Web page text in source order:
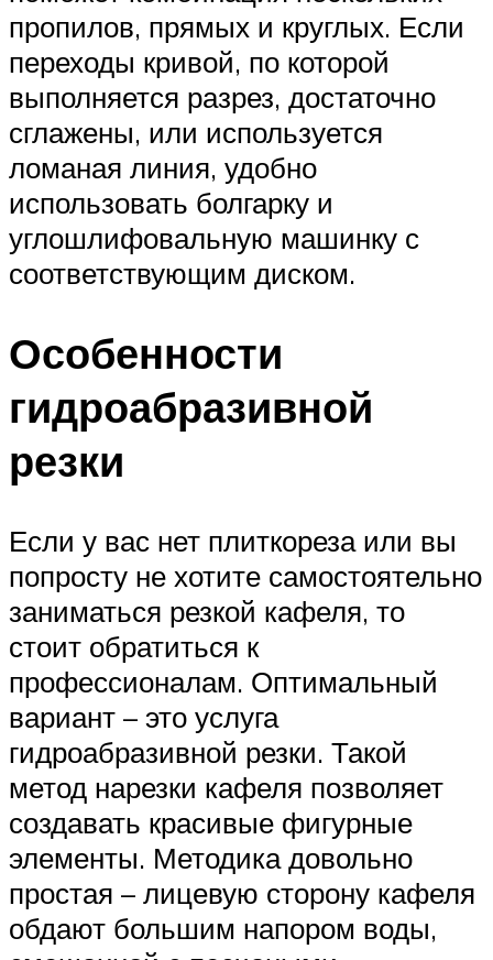
пропилов, прямых и круглых. Если
переходы кривой, по которой
выполняется разрез, достаточно
сглажены, или используется
ломаная линия, удобно
использовать болгарку и
углошлифовальную машинку с
соответствующим диском.
Особенности
гидроабразивной
резки
Если у вас нет плиткореза или вы
попросту не хотите самостоятельно
заниматься резкой кафеля, то
стоит обратиться к
профессионалам. Оптимальный
вариант – это услуга
гидроабразивной резки. Такой
метод нарезки кафеля позволяет
создавать красивые фигурные
элементы. Методика довольно
простая – лицевую сторону кафеля
обдают большим напором воды,